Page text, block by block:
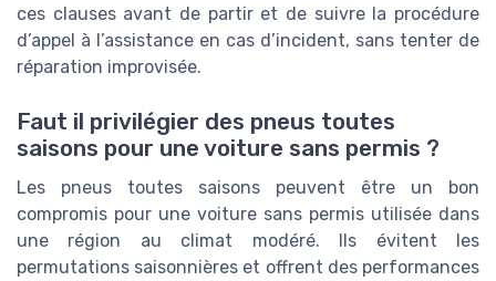
ces clauses avant de partir et de suivre la procédure
d’appel à l’assistance en cas d’incident, sans tenter de
réparation improvisée.
Faut il privilégier des pneus toutes
saisons pour une voiture sans permis ?
Les pneus toutes saisons peuvent être un bon
compromis pour une voiture sans permis utilisée dans
une région au climat modéré. Ils évitent les
permutations saisonnières et offrent des performances